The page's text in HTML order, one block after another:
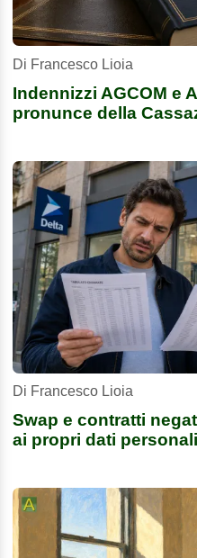
Di Francesco Lioia
Indennizzi AGCOM e
pronunce della
Di Francesco Lioia
Swap e contratti
ai propri dati